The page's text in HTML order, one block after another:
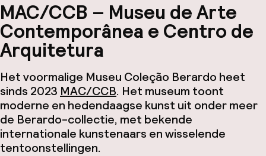
MAC/CCB – Museu de Arte
Contemporânea e Centro de
Arquitetura
Het voormalige Museu Coleção Berardo heet
sinds 2023 MAC/CCB. Het museum toont
moderne en hedendaagse kunst uit onder meer
de Berardo-collectie, met bekende
internationale kunstenaars en wisselende
tentoonstellingen.